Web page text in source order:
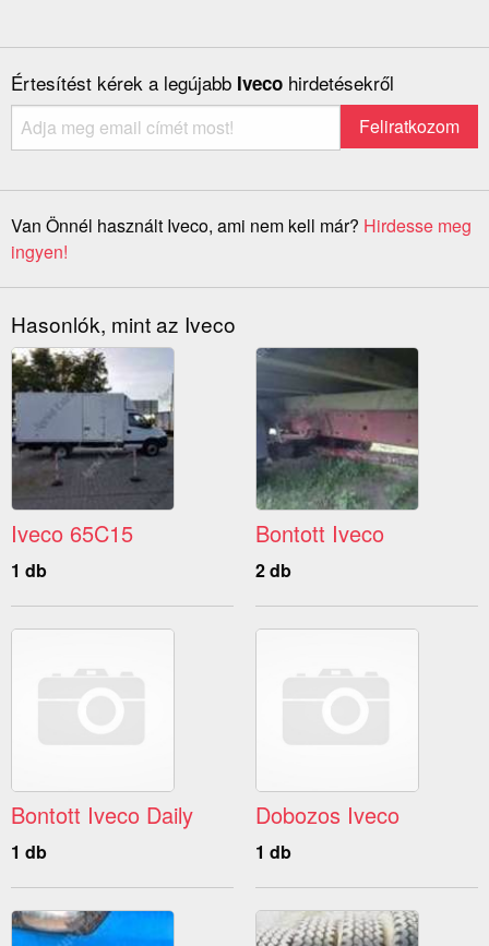
Értesítést kérek a legújabb Iveco hirdetésekről
Van Önnél használt Iveco, ami nem kell már? Hirdesse meg
ingyen!
Hasonlók, mint az Iveco
Iveco 65C15
1 db
Bontott Iveco
2 db
Bontott Iveco Daily
1 db
Dobozos Iveco
1 db